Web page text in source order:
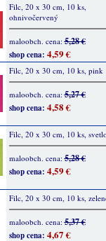
Filc, 20 x 30 cm, 10 ks,
ohnivočervený
maloobch. cena:5,28 €
shop cena: 4,59 €
Filc, 20 x 30 cm, 10 ks, pink
maloobch. cena:5,27 €
shop cena: 4,58 €
Filc, 20 x 30 cm, 10 ks,
maloobch. cena:5,28 €
shop cena: 4,59 €
Filc, 20 x 30 cm, 10 ks,
maloobch. cena:5,37 €
shop cena: 4,67 €